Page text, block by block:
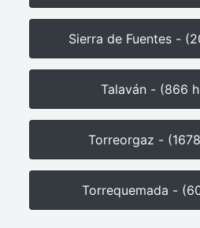
Sierra de Fuentes -
Talaván - (866
Torreorgaz -
Torrequemada -